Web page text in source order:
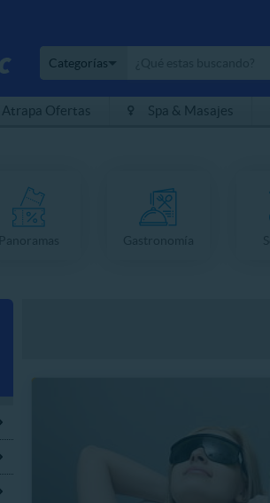
Categorías
Atrapa Ofertas Spa & Masajes